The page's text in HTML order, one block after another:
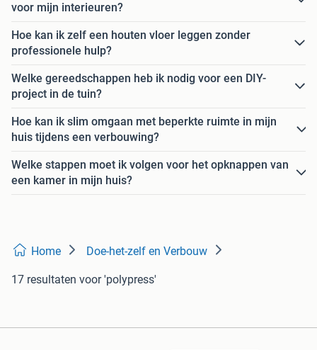
voor mijn interieuren?
Hoe kan ik zelf een houten vloer leggen zonder
professionele hulp?
Welke gereedschappen heb ik nodig voor een DIY-
project in de tuin?
Hoe kan ik slim omgaan met beperkte ruimte in mijn
huis tijdens een verbouwing?
Welke stappen moet ik volgen voor het opknappen van
een kamer in mijn huis?
Home Doe-het-zelf en Verbouw
17 resultaten voor 'polypress'